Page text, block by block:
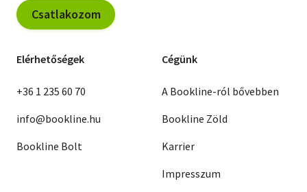
Csatlakozom
Elérhetőségek
+36 1 235 60 70
info@bookline.hu
Bookline Bolt
Cégünk
A Bookline-ról bővebben
Bookline Zöld
Karrier
Impresszum